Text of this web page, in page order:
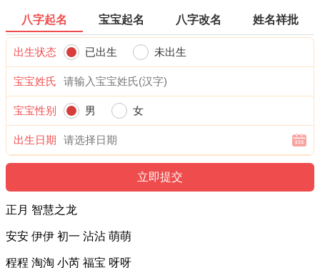
八字起名 宝宝起名 八字改名 姓名祥批
出生状态 已出生 未出生
宝宝姓氏
宝宝性别 男 女
出生日期
正月 智慧之龙
安安 伊伊 初一 沾沾 萌萌
程程 淘淘 小芮 福宝 呀呀